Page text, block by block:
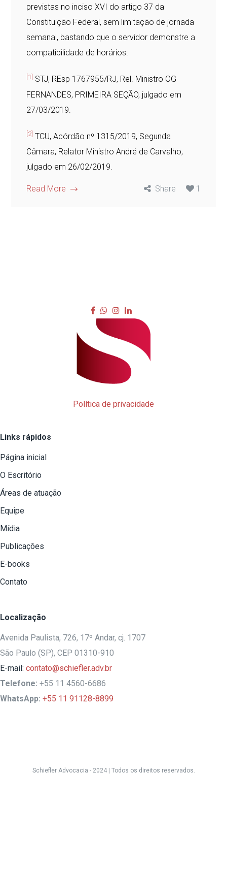
previstas no inciso XVI do artigo 37 da
Constituição Federal, sem limitação de jornada
semanal, bastando que o servidor demonstre a
compatibilidade de horários.
[1] STJ, REsp 1767955/RJ, Rel. Ministro OG
FERNANDES, PRIMEIRA SEÇÃO, julgado em
27/03/2019.
[2] TCU, Acórdão nº 1315/2019, Segunda
Câmara, Relator Ministro André de Carvalho,
julgado em 26/02/2019.
Read More Share 1
Política de privacidade
Links rápidos
Página inicial
O Escritório
Áreas de atuação
Equipe
Mídia
Publicações
E-books
Contato
Localização
Avenida Paulista, 726, 17º Andar, cj. 1707
São Paulo (SP), CEP 01310-910
E-mail: contato@schiefler.adv.br
Telefone: +55 11 4560-6686
WhatsApp: +55 11 91128-8899
Schiefler Advocacia - 2024 | Todos os direitos reservados.